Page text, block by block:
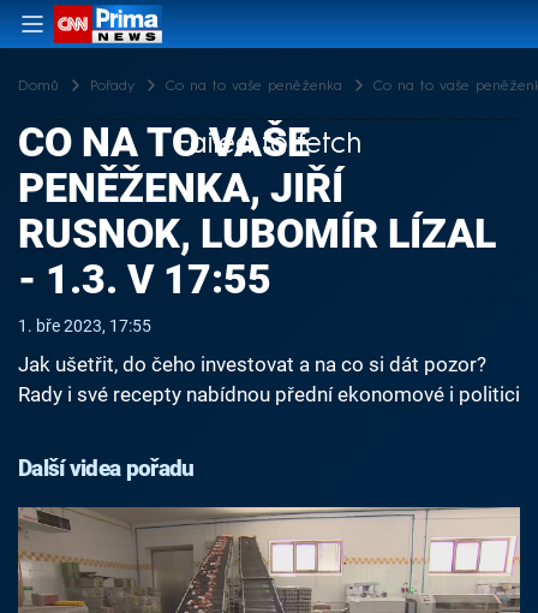
Domů Pořady Co na to vaše peněženka Co na to vaše
Failed to fetch
CO NA TO VAŠE
PENĚŽENKA, JIŘÍ
RUSNOK, LUBOMÍR LÍZAL
- 1.3. V 17:55
1. bře 2023, 17:55
Jak ušetřit, do čeho investovat a na co si dát pozor?
Rady i své recepty nabídnou přední ekonomové i politici
Další videa pořadu